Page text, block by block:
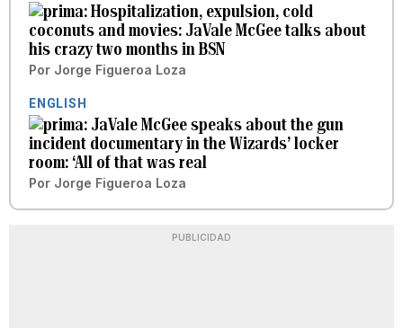
Hospitalization, expulsion, cold
coconuts and movies: JaVale McGee talks about
his crazy two months in BSN
Por Jorge Figueroa Loza
ENGLISH
JaVale McGee speaks about the gun
incident documentary in the Wizards’ locker
room: ‘All of that was real
Por Jorge Figueroa Loza
PUBLICIDAD